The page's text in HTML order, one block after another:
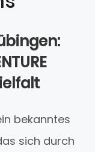
bekanntes
sich durch